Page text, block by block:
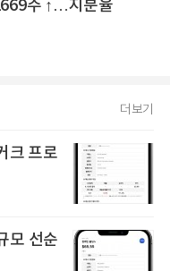
지분율
더보기
크 프로
모 선순